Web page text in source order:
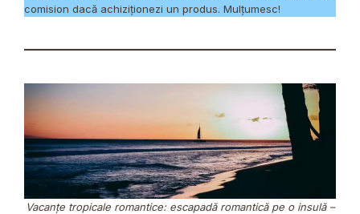
comision dacă achiziționezi un produs. Mulțumesc!
Vacanțe tropicale romantice: escapadă romantică pe o insulă –